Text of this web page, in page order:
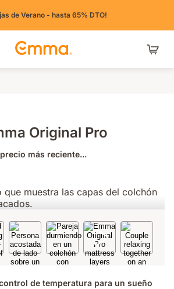
de Verano - hasta 65% DTO!
Original Pro
más reciente...
de temperatura para un sueño